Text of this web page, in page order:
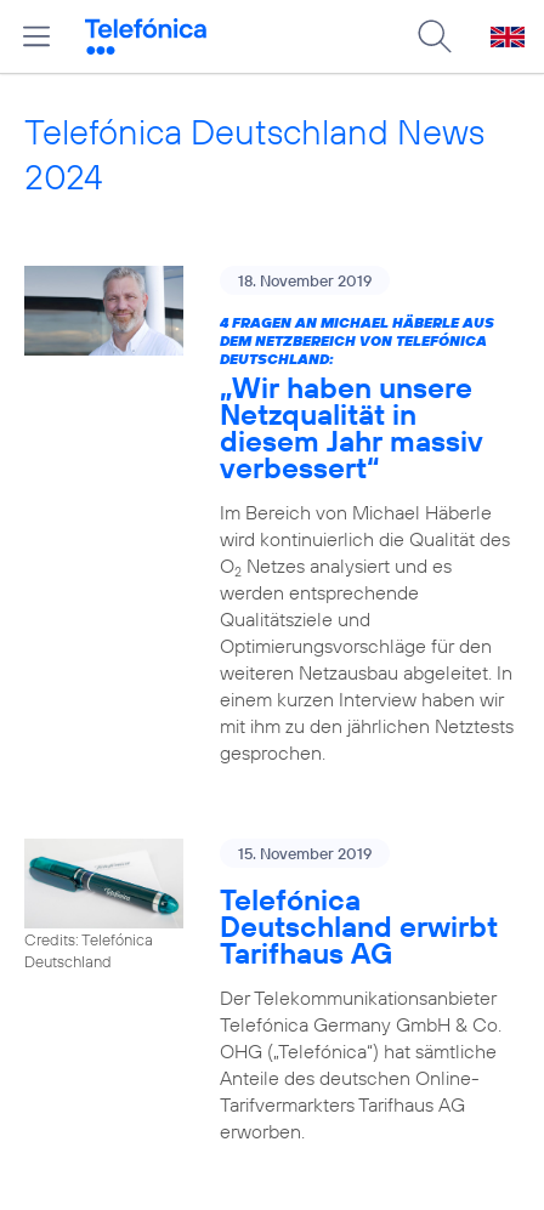
Telefónica Deutschland News
2024
18. November 2019
4 FRAGEN AN MICHAEL HÄBERLE AUS
DEM NETZBEREICH VON TELEFÓNICA
DEUTSCHLAND:
„Wir haben unsere
Netzqualität in
diesem Jahr massiv
verbessert“
Im Bereich von Michael Häberle
wird kontinuierlich die Qualität des
O2Netzes analysiert und es
werden entsprechende
Qualitätsziele und
Optimierungsvorschläge für den
weiteren Netzausbau abgeleitet. In
einem kurzen Interview haben wir
mit ihm zu den jährlichen Netztests
gesprochen.
Credits: Telefónica
Deutschland
15. November 2019
Telefónica
Deutschland erwirbt
Tarifhaus AG
Der Telekommunikationsanbieter
Telefónica Germany GmbH & Co.
OHG („Telefónica“) hat sämtliche
Anteile des deutschen Online-
Tarifvermarkters Tarifhaus AG
erworben.